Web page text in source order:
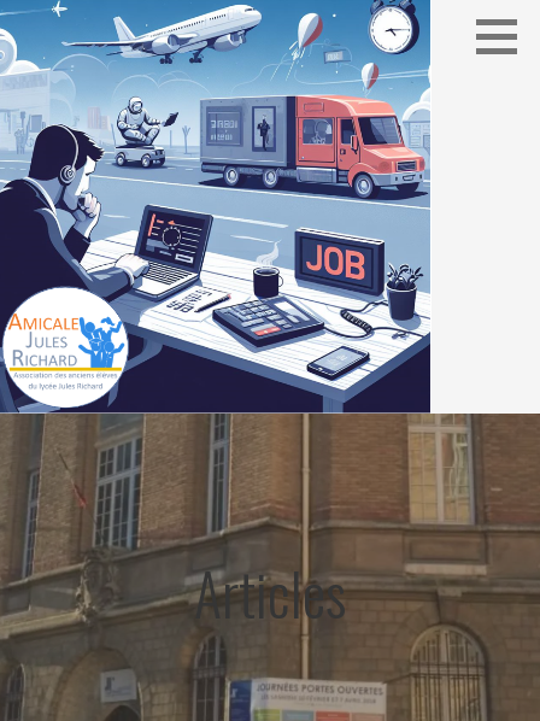
AMICALE JULES RICHARD
Association des élèves du lycée Jules Richard
Articles